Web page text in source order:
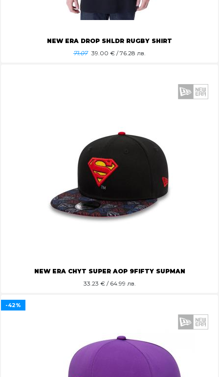
NEW ERA DROP SHLDR RUGBY SHIRT
71.07 39.00 € / 76.28 лв.
NEW ERA CHYT SUPER AOP 9FIFTY SUPMAN
33.23 € / 64.99 лв.
-42%